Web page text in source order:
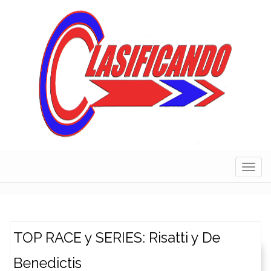
TOP RACE y SERIES: Risatti y De
Benedictis